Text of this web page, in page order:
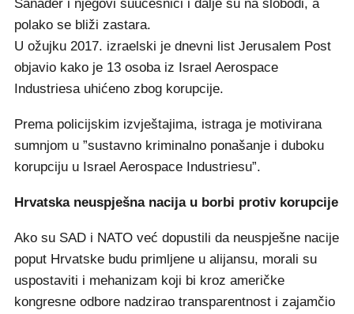
Sanader i njegovi suučesnici i dalje su na slobodi, a
polako se bliži zastara.
U ožujku 2017. izraelski je dnevni list Jerusalem Post
objavio kako je 13 osoba iz Israel Aerospace
Industriesa uhićeno zbog korupcije.
Prema policijskim izvještajima, istraga je motivirana
sumnjom u ”sustavno kriminalno ponašanje i duboku
korupciju u Israel Aerospace Industriesu”.
Hrvatska neuspješna nacija u borbi protiv korupcije
Ako su SAD i NATO već dopustili da neuspješne nacije
poput Hrvatske budu primljene u alijansu, morali su
uspostaviti i mehanizam koji bi kroz američke
kongresne odbore nadzirao transparentnost i zajamčio